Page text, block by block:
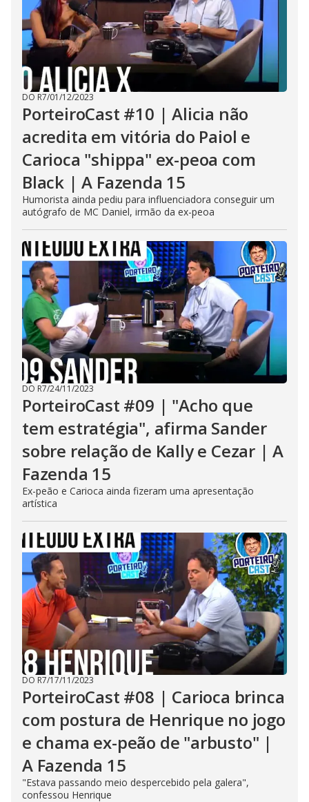
DO R7/01/12/2023
PorteiroCast #10 | Alicia não
acredita em vitória do Paiol e
Carioca "shippa" ex-peoa com
Black | A Fazenda 15
Humorista ainda pediu para influenciadora conseguir um
autógrafo de MC Daniel, irmão da ex-peoa
DO R7/24/11/2023
PorteiroCast #09 | "Acho que
tem estratégia", afirma Sander
sobre relação de Kally e Cezar | A
Fazenda 15
Ex-peão e Carioca ainda fizeram uma apresentação
artística
DO R7/17/11/2023
PorteiroCast #08 | Carioca brinca
com postura de Henrique no jogo
e chama ex-peão de "arbusto" |
A Fazenda 15
"Estava passando meio despercebido pela galera",
confessou Henrique